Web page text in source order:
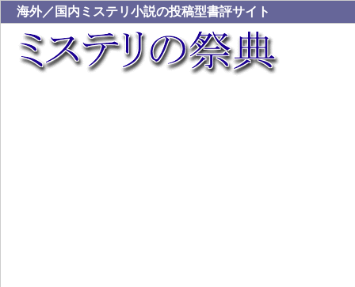
海外／国内ミステリ小説の投稿型書評サイト